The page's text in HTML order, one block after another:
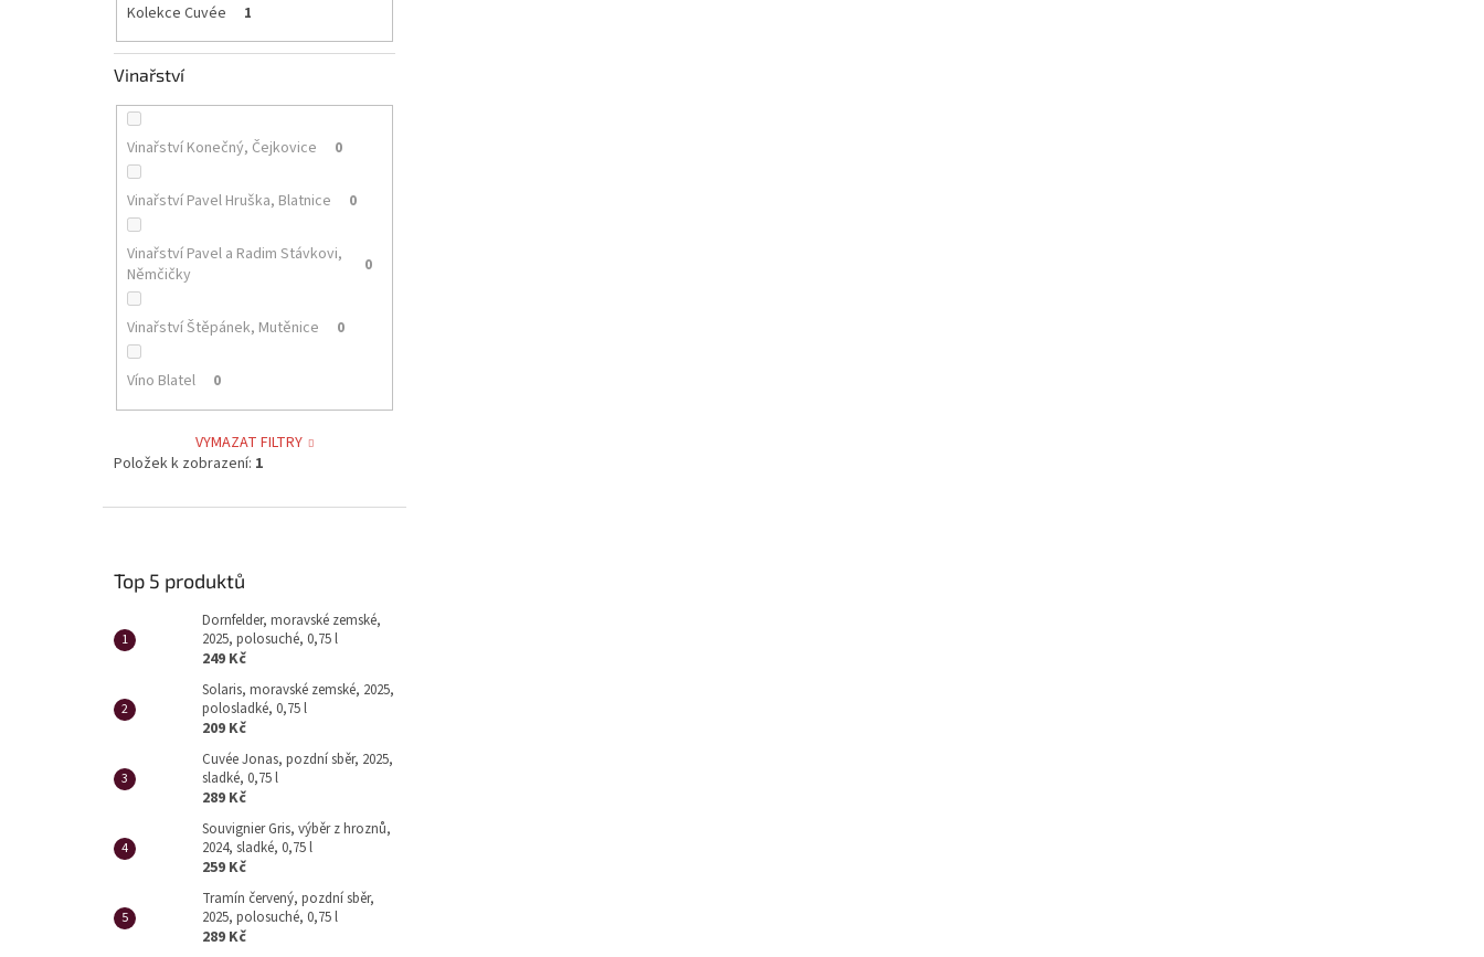
Kolekce Cuvée 1
Vinařství
Vinařství Konečný, Čejkovice 0
Vinařství Pavel Hruška, Blatnice 0
Vinařství Pavel a Radim Stávkovi,
Němčičky
0
Vinařství Štěpánek, Mutěnice 0
Víno Blatel 0
VYMAZAT FILTRY
Položek k zobrazení: 1
Top 5 produktů
Dornfelder, moravské zemské,
2025, polosuché, 0,75 l
249 Kč
Solaris, moravské zemské, 2025,
polosladké, 0,75 l
209 Kč
Cuvée Jonas, pozdní sběr, 2025,
sladké, 0,75 l
289 Kč
Souvignier Gris, výběr z hroznů,
2024, sladké, 0,75 l
259 Kč
Tramín červený, pozdní sběr,
2025, polosuché, 0,75 l
289 Kč